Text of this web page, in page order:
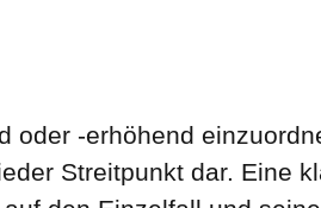
oder -erhöhend
Streitpunkt dar. Eine